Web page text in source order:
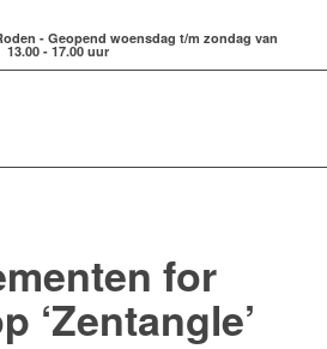
- Geopend woensdag t/m zondag van
13.00 - 17.00 uur
for
‘Zentangle’